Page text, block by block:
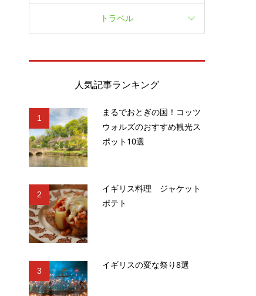
トラベル
人気記事ランキング
1
まるでおとぎの国！コッツ
ウォルズのおすすめ観光ス
ポット10選
2
イギリス料理 ジャケット
ポテト
3
イギリスの変な祭り8選